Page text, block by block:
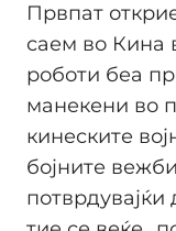
Првпат
саем во Кина
роботи беа
манекени во
кинеските
бојните